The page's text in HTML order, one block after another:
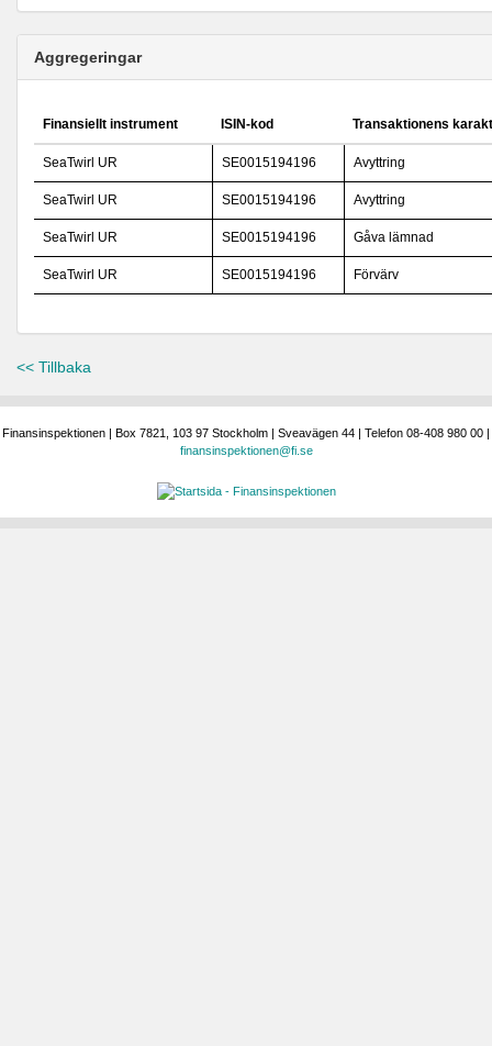
Aggregeringar
Finansiellt instrument ISIN-kod Transaktionens
SeaTwirl UR SE0015194196 Avyttring
SeaTwirl UR SE0015194196 Avyttring
SeaTwirl UR SE0015194196 Gåva lämnad
SeaTwirl UR SE0015194196 Förvärv
<< Tillbaka
Finansinspektionen | Box 7821, 103 97 Stockholm | Sveavägen 44 | Telefon 08-408 980 00 |
finansinspektionen@fi.se